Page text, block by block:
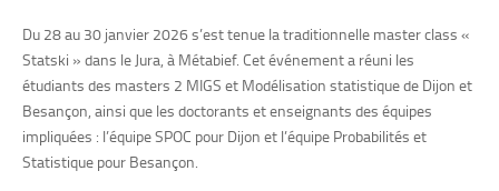
Du 28 au 30 janvier 2026 s’est tenue la traditionnelle master class «
Statski » dans le Jura, à Métabief. Cet événement a réuni les
étudiants des masters 2 MIGS et Modélisation statistique de Dijon et
Besançon, ainsi que les doctorants et enseignants des équipes
impliquées : l’équipe SPOC pour Dijon et l’équipe Probabilités et
Statistique pour Besançon.